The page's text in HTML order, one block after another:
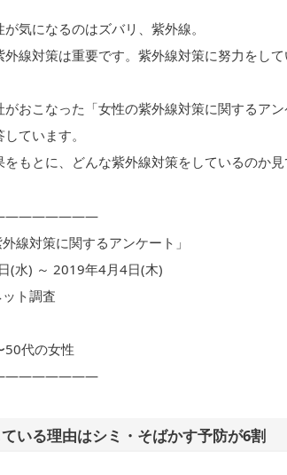
気になるのはズバリ、紫外線。
線対策は重要です。紫外線対策に努力をして
がおこなった「女性の紫外線対策に関するア
ています。
もとに、どんな紫外線対策をしているのか見
線対策に関するアンケート」
(水) ～ 2019年4月4日(木)
ト調査
代の女性
いる理由はシミ・そばかす予防が6割